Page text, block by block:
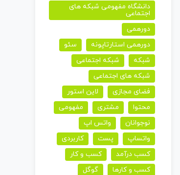
دانشگاه مفهومی شبکه های
اجتماعی
دورهمی
دورهمی استارتاپونه
سئو
شبکه
شبکه اجتماعی
شبکه های اجتماعی
فضای مجازی
لاین استور
محتوا
مشتری
مفهومی
نوجوانان
واتس اپ
واتساپ
پست
کاربردی
کسب درآمد
کسب و کار
کسب و کارها
گوگل